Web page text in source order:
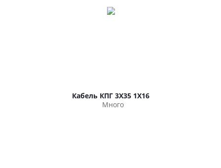
Кабель КПГ 3Х35 1Х16
Много